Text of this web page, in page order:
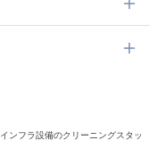
インフラ設備のクリーニングスタッ